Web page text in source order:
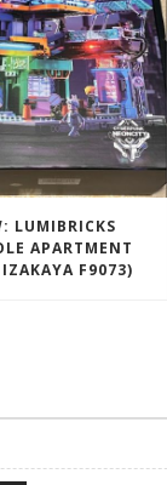
LUMIBRICKS
APARTMENT
F9073)